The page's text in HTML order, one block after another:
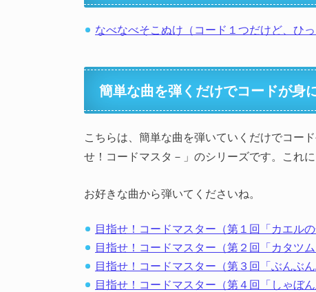
なべなべそこぬけ（コード１つだけど、ひ
簡単な曲を弾くだけでコードが身
こちらは、簡単な曲を弾いていくだけでコー
せ！コードマスタ－」のシリーズです。これ
お好きな曲から弾いてくださいね。
目指せ！コードマスター（第１回「カエル
目指せ！コードマスター（第２回「カタツ
目指せ！コードマスター（第３回「ぶんぶ
目指せ！コードマスター（第４回「しゃぼ